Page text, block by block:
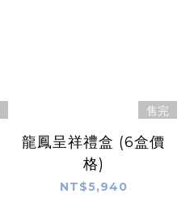
售完
龍鳳呈祥禮盒 (6盒價
格)
NT$5,940